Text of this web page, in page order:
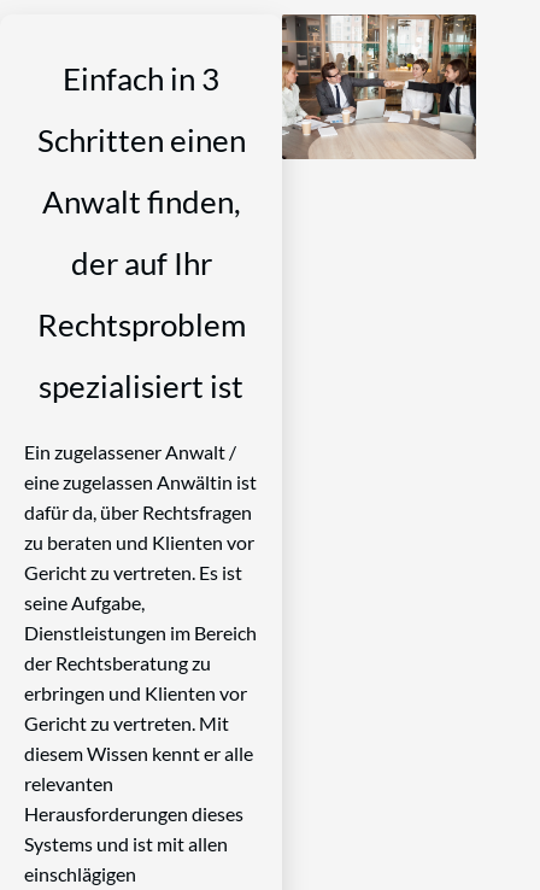
Einfach in 3
Schritten einen
Anwalt finden,
der auf Ihr
Rechtsproblem
spezialisiert ist
Ein zugelassener Anwalt /
eine zugelassen Anwältin ist
dafür da, über Rechtsfragen
zu beraten und Klienten vor
Gericht zu vertreten. Es ist
seine Aufgabe,
Dienstleistungen im Bereich
der Rechtsberatung zu
erbringen und Klienten vor
Gericht zu vertreten. Mit
diesem Wissen kennt er alle
relevanten
Herausforderungen dieses
Systems und ist mit allen
einschlägigen